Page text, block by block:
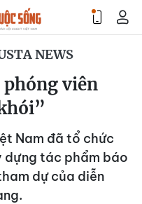
NEWS
phóng viên
Nam đã tổ chức
dựng tác phẩm báo
dự của diễn